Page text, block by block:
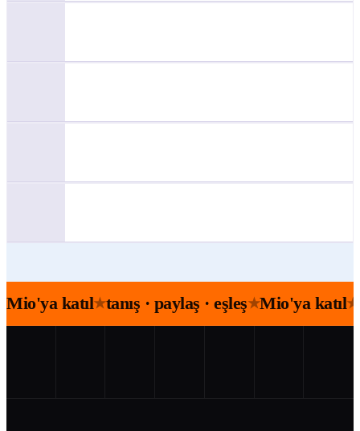
Mio'ya katıl★tanış · paylaş · eşleş★Mio'ya katıl★